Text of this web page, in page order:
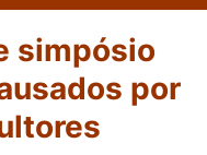
simpósio
por